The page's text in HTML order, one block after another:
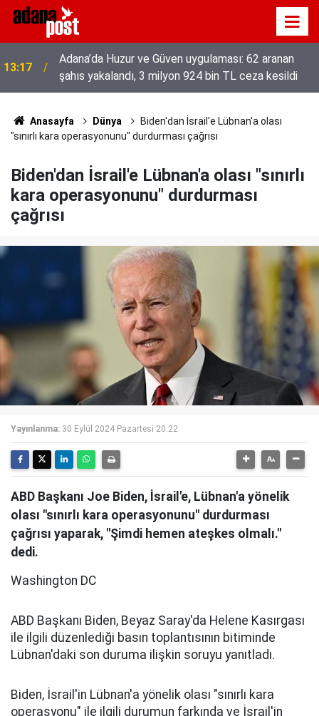
Adana’da Huzur ve Güven uygulaması: 62 aranan
şahıs yakalandı, 3 milyon 924 bin TL ceza kesildi
13:01
52 yıldır el emeğiyle üretiyor, mesleğin yok
olmamasına karşı direniyor
Anasayfa Dünya
Biden'dan İsrail'e Lübnan'a olası
"sınırlı kara operasyonunu" durdurması çağrısı
Biden'dan İsrail'e Lübnan'a olası "sınırlı
kara operasyonunu" durdurması
çağrısı
Yayınlanma: 30 Eylül 2024 Pazartesi 20:22
ABD Başkanı Joe Biden, İsrail'e, Lübnan'a yönelik
olası "sınırlı kara operasyonunu" durdurması
çağrısı yaparak, "Şimdi hemen ateşkes olmalı."
dedi.
Washington DC
ABD Başkanı Biden, Beyaz Saray'da Helene Kasırgası
ile ilgili düzenlediği basın toplantısının bitiminde
Lübnan'daki son duruma ilişkin soruyu yanıtladı.
Biden, İsrail'in Lübnan'a yönelik olası "sınırlı kara
operasyonu" ile ilgili durumun farkında ve İsrail'in